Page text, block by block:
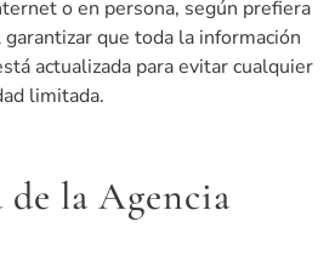
o en persona, según prefiera
que toda la información
actualizada para evitar cualquier
limitada.
la Agencia